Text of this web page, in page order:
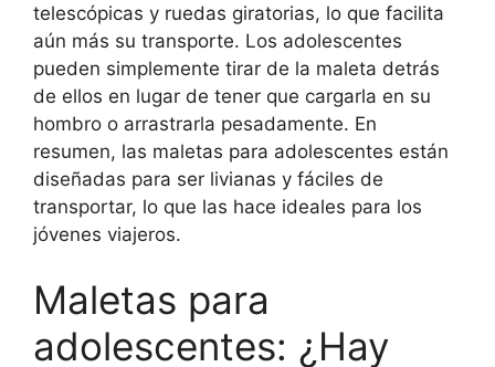
telescópicas y ruedas giratorias, lo que facilita
aún más su transporte. Los adolescentes
pueden simplemente tirar de la maleta detrás
de ellos en lugar de tener que cargarla en su
hombro o arrastrarla pesadamente. En
resumen, las maletas para adolescentes están
diseñadas para ser livianas y fáciles de
transportar, lo que las hace ideales para los
jóvenes viajeros.
Maletas para
adolescentes: ¿Hay